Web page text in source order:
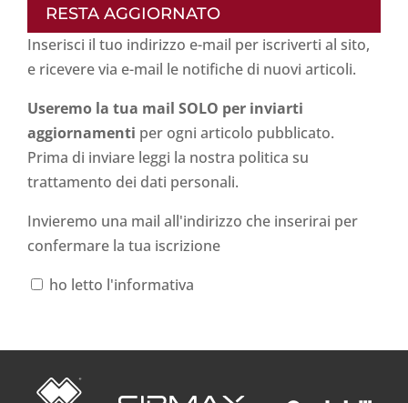
RESTA AGGIORNATO
Inserisci il tuo indirizzo e-mail per iscriverti al sito,
e ricevere via e-mail le notifiche di nuovi articoli.
Useremo la tua mail SOLO per inviarti
aggiornamenti per ogni articolo pubblicato.
Prima di inviare leggi la nostra politica su
trattamento dei dati personali.
Invieremo una mail all'indirizzo che inserirai per
confermare la tua iscrizione
ho letto l'informativa